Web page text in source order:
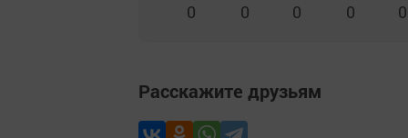
0 0 0 0 0
Расскажите друзьям